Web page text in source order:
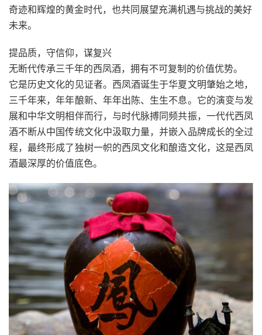
奇迹和辉煌的黄金时代，也共同展望充满机遇与挑战的美好
未来。
提品质，守信仰，谋复兴
无断代传承三千年的西凤酒，拥有不可复制的价值优势。
它是历史文化的见证者。西凤酒诞生于华夏文明肇始之地，
三千年来，年年酿新、年年出陈、生生不息。它的演变与发
展和中华文明相伴而行，与时代脉搏同频共振，一代代西凤
酒不断从中国传统文化中汲取力量，并嵌入品牌成长的全过
程，最终形成了独树一帜的西凤文化和酿造文化，这是西凤
酒最深厚的价值底色。